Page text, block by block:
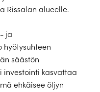
Rissalan alueelle.
ja
säästön
investointi kasvattaa
ehkäisee öljyn